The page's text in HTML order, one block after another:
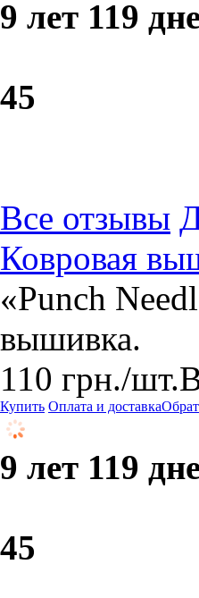
9 лет 119
45
Все отзывы
Ковровая
«Punch
вышивка.
110 грн./шт.
Купить Оплата и доставка
9 лет 119
45